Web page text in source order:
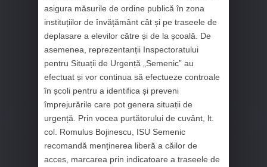
asigura măsurile de ordine publică în zona
instituțiilor de învățământ cât și pe traseele de
deplasare a elevilor către și de la școală. De
asemenea, reprezentanții Inspectoratului
pentru Situații de Urgență „Semenic” au
efectuat și vor continua să efectueze controale
în școli pentru a identifica și preveni
împrejurările care pot genera situații de
urgență. Prin vocea purtătorului de cuvânt, lt.
col. Romulus Bojinescu, ISU Semenic
recomandă menținerea liberă a căilor de
acces, marcarea prin indicatoare a traseele de